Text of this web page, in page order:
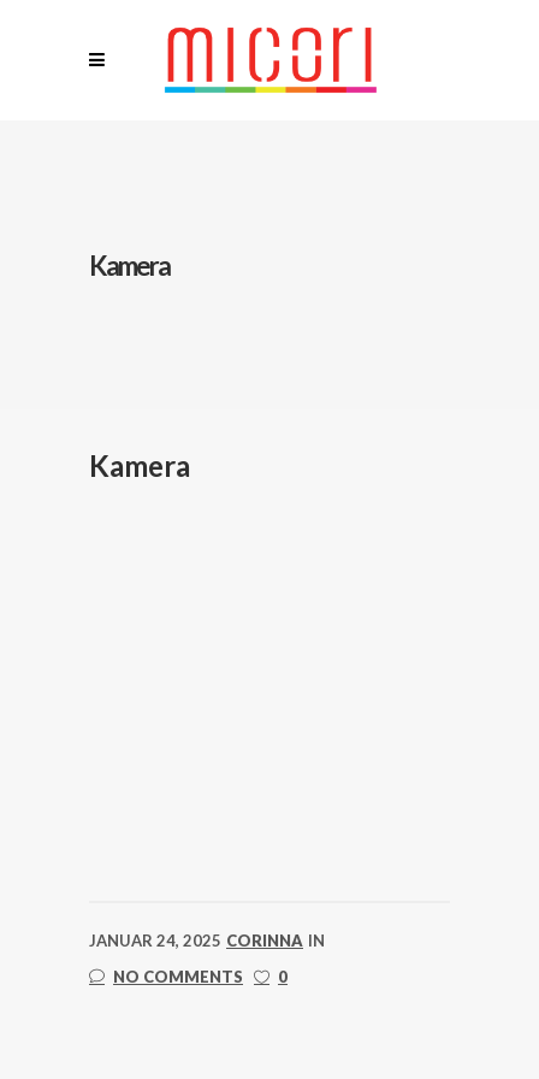
Kamera
Kamera
JANUAR 24, 2025 CORINNA IN
NO COMMENTS
0